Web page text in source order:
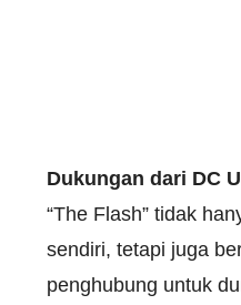
Dukungan dari DC
“The Flash” tidak
sendiri, tetapi juga
penghubung untuk